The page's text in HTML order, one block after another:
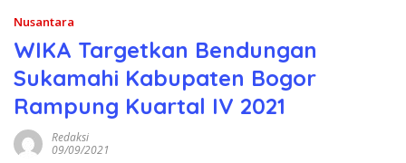
Nusantara
WIKA Targetkan Bendungan
Sukamahi Kabupaten Bogor
Rampung Kuartal IV 2021
Redaksi
09/09/2021